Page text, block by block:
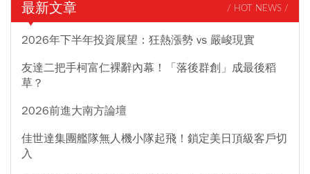
最新文章 / HOT NEWS /
2026年下半年投資展望：狂熱漲勢 vs 嚴峻現實
友達二把手柯富仁裸辭內幕！「落後群創」成最後稻
草？
2026前進大南方論壇
佳世達集團艦隊無人機小隊起飛！鎖定美日頂級客戶切
入